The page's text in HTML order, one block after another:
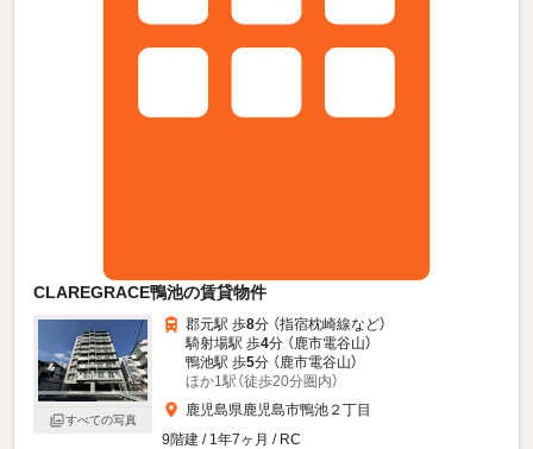
CLAREGRACE鴨池の賃貸物件
すべての写真
郡元駅 歩8分 （指宿枕崎線など）
騎射場駅 歩4分 （鹿市電谷山）
鴨池駅 歩5分 （鹿市電谷山）
ほか1駅（徒歩20分圏内）
鹿児島県鹿児島市鴨池２丁目
9階建 / 1年7ヶ月 / RC